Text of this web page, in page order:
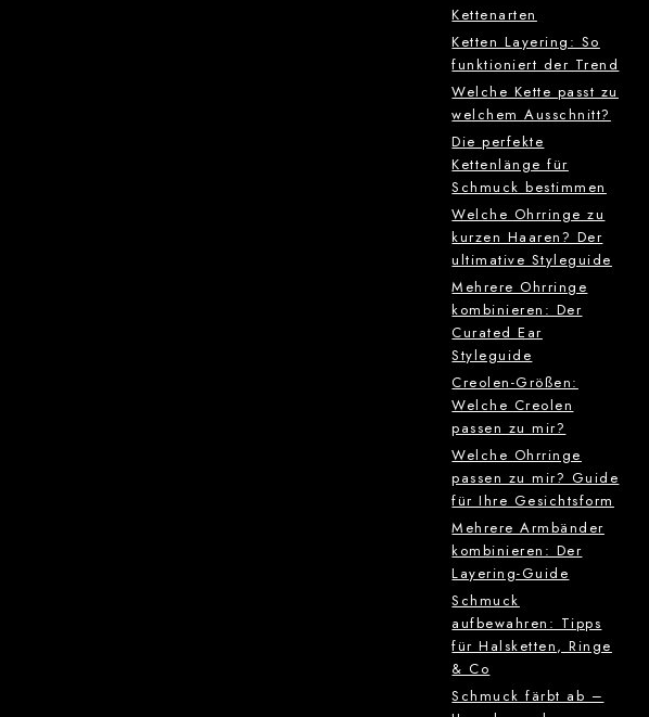
Kettenarten
Ketten Layering: So
funktioniert der Trend
Welche Kette passt zu
welchem Ausschnitt?
Die perfekte
Kettenlänge für
Schmuck bestimmen
Welche Ohrringe zu
kurzen Haaren? Der
ultimative Styleguide
Mehrere Ohrringe
kombinieren: Der
Curated Ear
Styleguide
Creolen-Größen:
Welche Creolen
passen zu mir?
Welche Ohrringe
passen zu mir? Guide
für Ihre Gesichtsform
Mehrere Armbänder
kombinieren: Der
Layering-Guide
Schmuck
aufbewahren: Tipps
für Halsketten, Ringe
& Co
Schmuck färbt ab –